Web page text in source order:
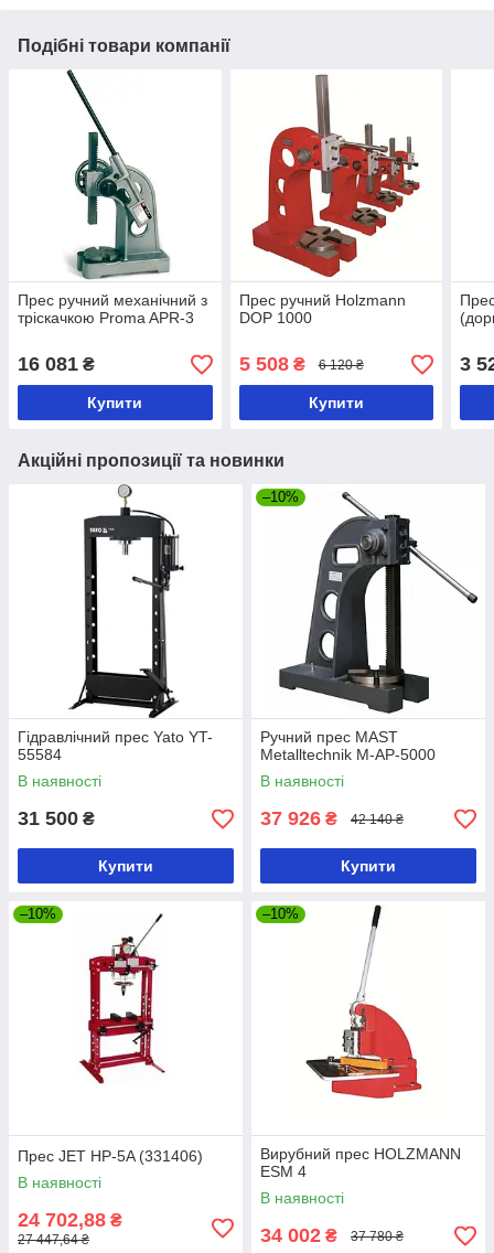
Подібні товари компанії
Прес ручний механічний з
тріскачкою Proma APR-3
16 081 ₴
Купити
Прес ручний Holzmann
DOP 1000
5 508₴ 6 120 ₴
Купити
3
Акційні пропозиції та новинки
Гідравлічний прес Yato YT-
55584
В наявності
31 500 ₴
Купити
–10%
Ручний прес MAST
Metalltechnik M-AP-5000
В наявності
37 926 ₴ 42 140 ₴
Купити
–10%
Прес JET HP-5A (331406)
В наявності
24 702,88 ₴
27 447,64 ₴
–10%
Вирубний прес HOLZMANN
ESM 4
В наявності
34 002 ₴ 37 780 ₴